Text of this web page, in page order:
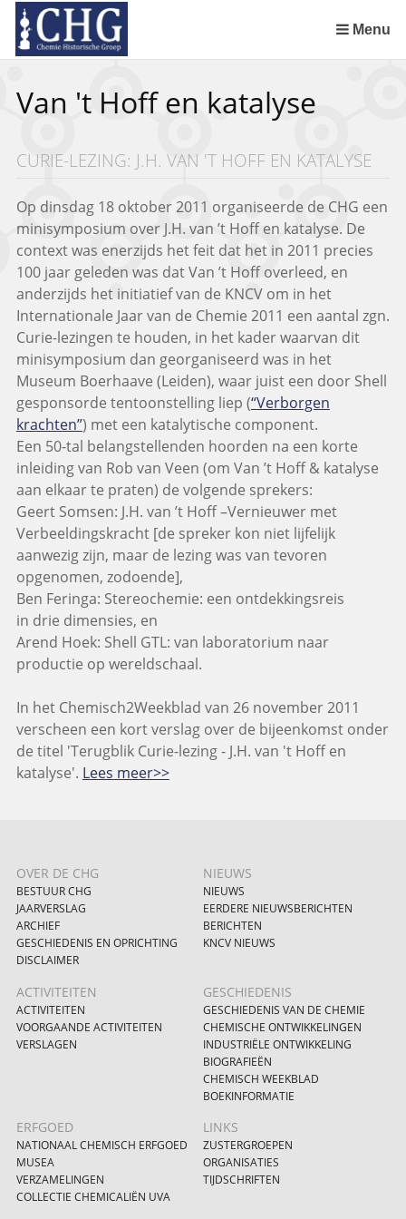
links
over
naar
de
Spring
het
menu
Menu
Van 't Hoff en katalyse
CURIE-LEZING: J.H. VAN 'T HOFF EN KATALYSE
Op dinsdag 18 oktober 2011 organiseerde de CHG een
minisymposium over J.H. van ’t Hoff en katalyse. De
context was enerzijds het feit dat het in 2011 precies
100 jaar geleden was dat Van ’t Hoff overleed, en
anderzijds het initiatief van de KNCV om in het
Internationale Jaar van de Chemie 2011 een aantal zgn.
Curie-lezingen te houden, in het kader waarvan dit
minisymposium dan georganiseerd was in het
Museum Boerhaave (Leiden), waar juist een door Shell
gesponsorde tentoonstelling liep (“Verborgen
krachten”) met een katalytische component.
Een 50-tal belangstellenden hoorden na een korte
inleiding van Rob van Veen (om Van ’t Hoff & katalyse
aan elkaar te praten) de volgende sprekers:
Geert Somsen: J.H. van ’t Hoff –Vernieuwer met
Verbeeldingskracht [de spreker kon niet lijfelijk
aanwezig zijn, maar de lezing was van tevoren
opgenomen, zodoende],
Ben Feringa: Stereochemie: een ontdekkingsreis
in drie dimensies, en
Arend Hoek: Shell GTL: van laboratorium naar
productie op wereldschaal.
In het Chemisch2Weekblad van 26 november 2011
verscheen een kort verslag over de bijeenkomst onder
de titel 'Terugblik Curie-lezing - J.H. van 't Hoff en
katalyse'. Lees meer>>
OVER DE CHG
BESTUUR CHG
JAARVERSLAG
ARCHIEF
GESCHIEDENIS EN OPRICHTING
DISCLAIMER
NIEUWS
NIEUWS
EERDERE NIEUWSBERICHTEN
BERICHTEN
KNCV NIEUWS
ACTIVITEITEN
ACTIVITEITEN
VOORGAANDE ACTIVITEITEN
VERSLAGEN
GESCHIEDENIS
GESCHIEDENIS VAN DE CHEMIE
CHEMISCHE ONTWIKKELINGEN
INDUSTRIËLE ONTWIKKELING
BIOGRAFIEËN
CHEMISCH WEEKBLAD
BOEKINFORMATIE
ERFGOED
NATIONAAL CHEMISCH ERFGOED
MUSEA
VERZAMELINGEN
COLLECTIE CHEMICALIËN UVA
LINKS
ZUSTERGROEPEN
ORGANISATIES
TIJDSCHRIFTEN